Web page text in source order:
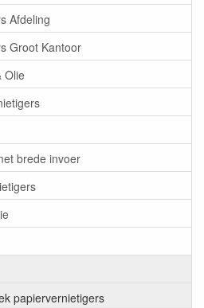
Afdeling
Groot Kantoor
Olie
brede invoer
papiervernietigers